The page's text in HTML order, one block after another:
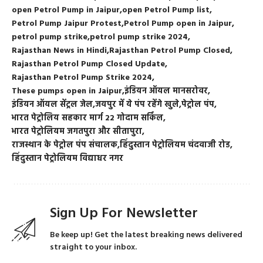
open Petrol Pump in Jaipur open Petrol Pump list
Petrol Pump Jaipur Protest Petrol Pump open in Jaipur
petrol pump strike petrol pump strike 2024
Rajasthan News in Hindi Rajasthan Petrol Pump Closed
Rajasthan Petrol Pump Closed Update
Rajasthan Petrol Pump Strike 2024
These pumps open in Jaipurइंडियन ऑयल मानसरोवर
इंडियन ऑयल सेंट्रल जेलजयपुर में ये पंप रहेंगे खुलेपेट्रोल पंप
भारत पेट्रोलिय सहकार मार्ग 22 गोदाम सर्किल
भारत पेट्रोलियम जगतपुरा और सीतापुरा
राजस्थान के पेट्रोल पंप संचालकहिंदुस्तान पेट्रोलियम चंदवाजी रोड
हिंदुस्तान पेट्रोलियम विद्याधर नगर
Sign Up For Newsletter
Be keep up! Get the latest breaking news delivered
straight to your inbox.